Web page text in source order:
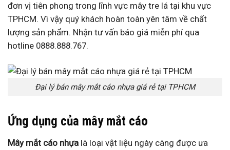
đơn vị tiên phong trong lĩnh vực mây tre lá tại khu vực
TPHCM. Vì vậy quý khách hoàn toàn yên tâm về chất
lượng sản phẩm. Nhận tư vấn báo giá miễn phí qua
hotline 0888.888.767.
Đại lý bán mây mắt cáo nhựa giá rẻ tại TPHCM
Ứng dụng của mây mắt cáo
Mây mắt cáo nhựa là loại vật liệu ngày càng được ưa